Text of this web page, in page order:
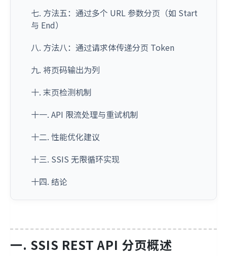
七. 方法五：通过多个 URL 参数分页（如 Start
与 End）
八. 方法八：通过请求体传递分页 Token
九. 将页码输出为列
十. 末页检测机制
十一. API 限流处理与重试机制
十二. 性能优化建议
十三. SSIS 无限循环实现
十四. 结论
一. SSIS REST API 分页概述